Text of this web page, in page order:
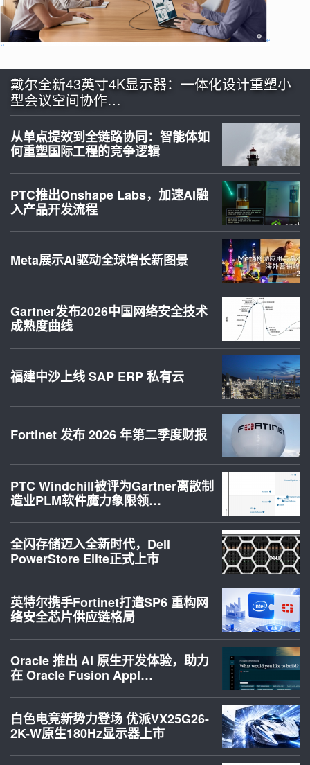
戴尔全新43英寸4K显示器：一体化设计重塑小
型会议空间协作…
从单点提效到全链路协同：智能体如
何重塑国际工程的竞争逻辑
PTC推出Onshape Labs，加速AI融
入产品开发流程
Meta展示AI驱动全球增长新图景
Gartner发布2026中国网络安全技术
成熟度曲线
福建中沙上线 SAP ERP 私有云
Fortinet 发布 2026 年第二季度财报
PTC Windchill被评为Gartner离散制
造业PLM软件魔力象限领…
全闪存储迈入全新时代，Dell
PowerStore Elite正式上市
英特尔携手Fortinet打造SP6 重构网
络安全芯片供应链格局
Oracle 推出 AI 原生开发体验，助力
在 Oracle Fusion Appl…
白色电竞新势力登场 优派VX25G26-
2K-W原生180Hz显示器上市